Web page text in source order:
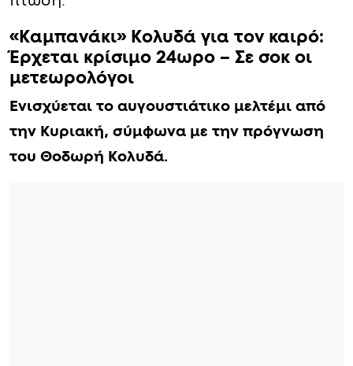
«Καμπανάκι» Κολυδά για τον καιρό:
Έρχεται κρίσιμο 24ωρο – Σε σοκ οι
μετεωρολόγοι
Ενισχύεται το αυγουστιάτικο μελτέμι από
την Κυριακή, σύμφωνα με την πρόγνωση
του Θοδωρή Κολυδά.